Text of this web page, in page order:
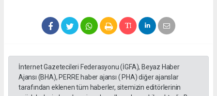
İnternet Gazetecileri Federasyonu (İGFA), Beyaz Haber
Ajansı (BHA), PERRE haber ajansı ( PHA) diğer ajanslar
tarafından eklenen tüm haberler, sitemizin editörlerinin